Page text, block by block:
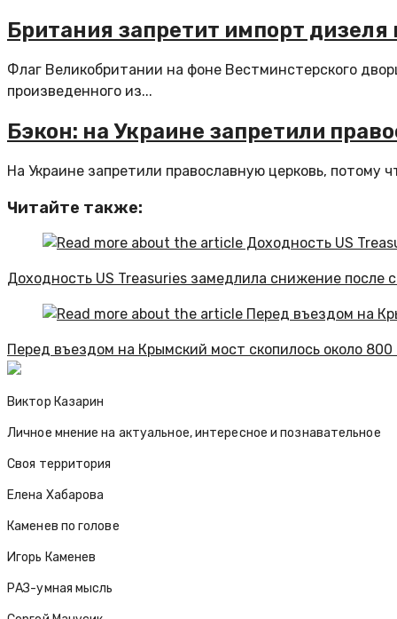
Британия запретит импорт
Флаг Великобритании на фоне Вестминстерского
произведенного из...
Бэкон: на Украине запретили
На Украине запретили православную церковь, потому
Читайте также:
Доходность US Treasuries замедлила снижение
Перед въездом на Крымский мост скопилось около
Виктор Казарин
Личное мнение на актуальное, интересное и познавательное
Своя территория
Елена Хабарова
Каменев по голове
Игорь Каменев
РАЗ-умная мысль